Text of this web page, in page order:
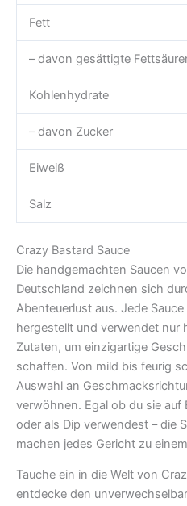
Fett
– davon gesättigte
Kohlenhydrate
– davon Zucker
Eiweiß
Salz
Crazy Bastard Sauce
Die handgemachten Saucen
Deutschland zeichnen sich
Abenteuerlust aus. Jede
hergestellt und verwendet nur
Zutaten, um einzigartige
schaffen. Von mild bis feurig
Auswahl an
verwöhnen. Egal ob du sie auf
oder als Dip verwendest – die
machen jedes Gericht zu
Tauche ein in die Welt von
entdecke den